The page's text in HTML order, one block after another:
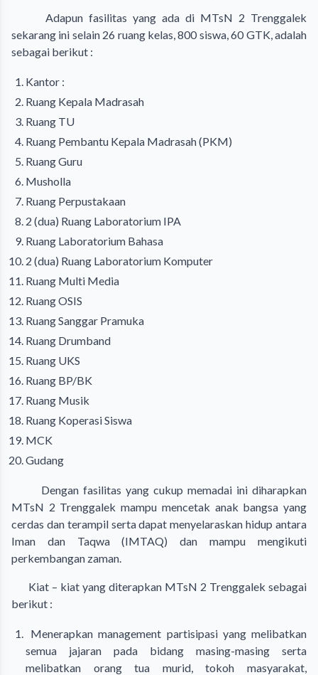
Adapun fasilitas yang ada di MTsN 2 Trenggalek
sekarang ini selain 26 ruang kelas, 800 siswa, 60 GTK, adalah
sebagai berikut :
Kantor :
Ruang Kepala Madrasah
Ruang TU
Ruang Pembantu Kepala Madrasah (PKM)
Ruang Guru
Musholla
Ruang Perpustakaan
2 (dua) Ruang Laboratorium IPA
Ruang Laboratorium Bahasa
2 (dua) Ruang Laboratorium Komputer
Ruang Multi Media
Ruang OSIS
Ruang Sanggar Pramuka
Ruang Drumband
Ruang UKS
Ruang BP/BK
Ruang Musik
Ruang Koperasi Siswa
MCK
Gudang
Dengan fasilitas yang cukup memadai ini diharapkan
MTsN 2 Trenggalek mampu mencetak anak bangsa yang
cerdas dan terampil serta dapat menyelaraskan hidup antara
Iman dan Taqwa (IMTAQ) dan mampu mengikuti
perkembangan zaman.
Kiat – kiat yang diterapkan MTsN 2 Trenggalek sebagai
berikut :
Menerapkan management partisipasi yang melibatkan
semua jajaran pada bidang masing-masing serta
melibatkan orang tua murid, tokoh masyarakat,